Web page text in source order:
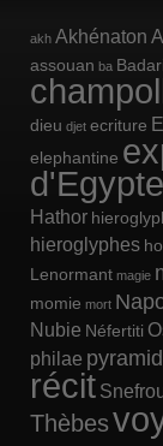
akh Akhénaton
assouan ba
dieu djet ecriture
elephantine
d'Egypte
Hathor
hieroglyphes
Lenormant magie
momie mort
Nubie Néfertiti
philae
récit
Thèbes